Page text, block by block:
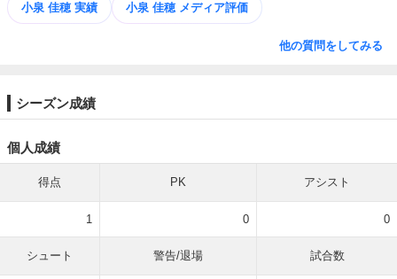
小泉 佳穂 実績 小泉 佳穂 メディア評価
他の質問をしてみる
シーズン成績
個人成績
得点 PK アシスト
1 0 0
シュート 警告/退場 試合数